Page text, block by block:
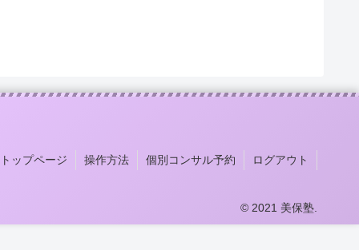
トップページ 操作方法 個別コンサル予約 ログアウト
© 2021 美保塾.